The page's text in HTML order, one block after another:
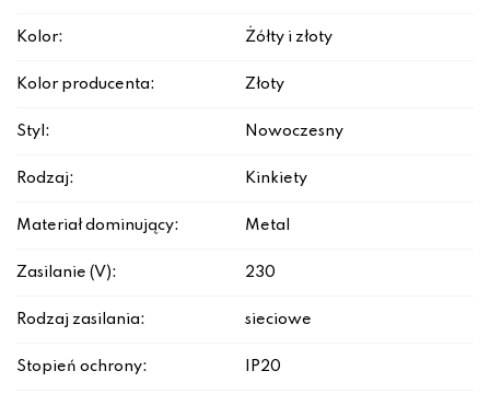
Kolor: Żółty i złoty
Kolor producenta: Złoty
Styl: Nowoczesny
Rodzaj: Kinkiety
Materiał dominujący: Metal
Zasilanie (V): 230
Rodzaj zasilania: sieciowe
Stopień ochrony: IP20